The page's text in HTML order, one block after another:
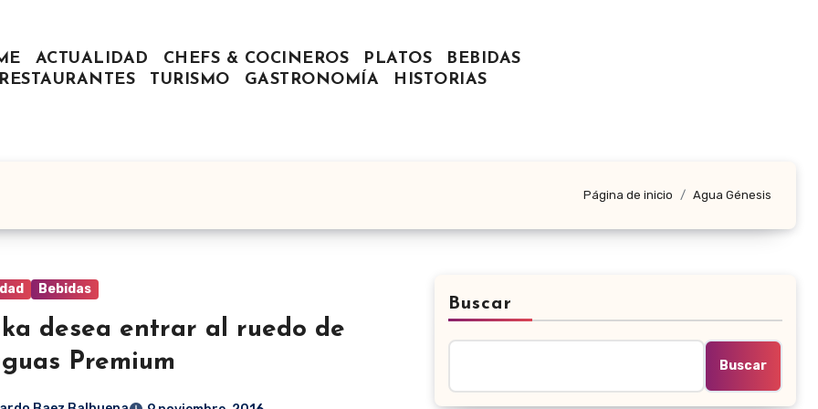
ACTUALIDAD CHEFS & COCINEROS PLATOS
BEBIDAS
RESTAURANTES
TURISMO GASTRONOMÍA HISTORIAS
Página de inicio Agua Génesis
Bebidas
desea entrar al ruedo de
Premium
Buscar
Buscar